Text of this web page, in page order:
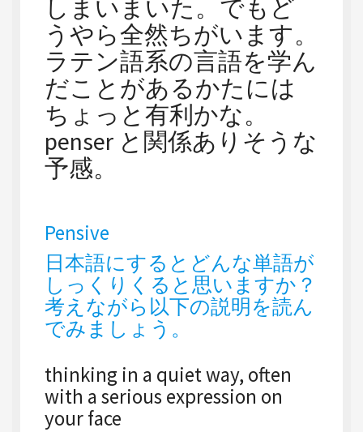
しまいまいた。でもど
うやら全然ちがいます。
ラテン語系の言語を学ん
だことがあるかたには
ちょっと有利かな。
penser と関係ありそうな
予感。
Pensive
日本語にするとどんな単語が
しっくりくると思いますか？
考えながら以下の説明を読ん
でみましょう。
thinking in a quiet way, often
with a serious expression on
your face